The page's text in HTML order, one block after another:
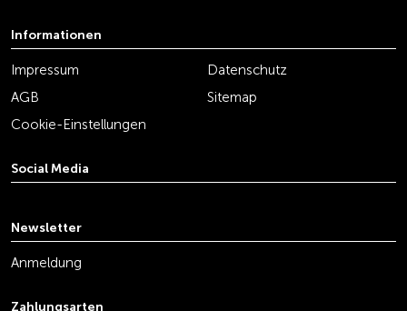
Informationen
Impressum
Datenschutz
AGB
Sitemap
Cookie-Einstellungen
Social Media
Newsletter
Anmeldung
Zahlungsarten